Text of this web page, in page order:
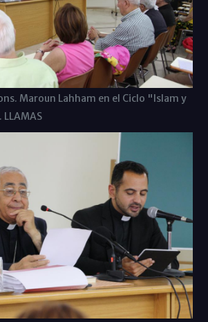
Maroun Lahham en el Ciclo "Islam y